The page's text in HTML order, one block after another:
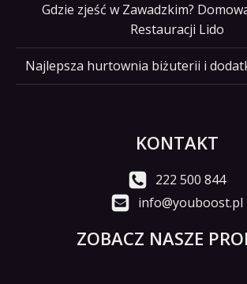
Gdzie zjeść w Zawadzkim?
Restauracji Lido
Najlepsza hurtownia biżuterii i
KONTAKT
222 500 844
info@youboost.pl
ZOBACZ NASZE